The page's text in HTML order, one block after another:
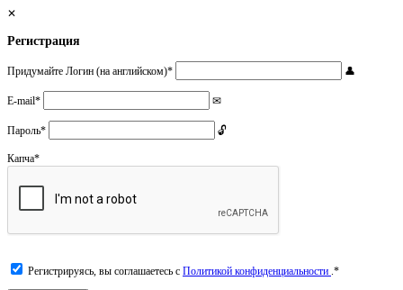
Регистрация
Придумайте Логин (на английском)*
E-mail*
Пароль*
Капча*
Регистрируясь, вы соглашаетесь с Политикой конфиденциальности .*